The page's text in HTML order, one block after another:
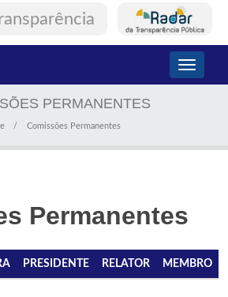
Toggle
PERMANENTES
Comissões Permanentes
Permanentes
PRESIDENTE RELATOR MEMBRO